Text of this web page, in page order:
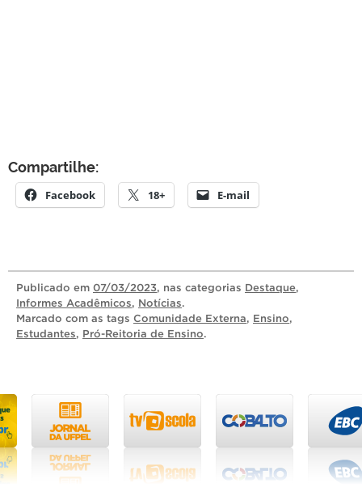
Compartilhe:
Facebook 18+ E-mail
Publicado em 07/03/2023, nas categorias Destaque,
Informes Acadêmicos, Notícias.
Marcado com as tags Comunidade Externa, Ensino,
Estudantes, Pró-Reitoria de Ensino.